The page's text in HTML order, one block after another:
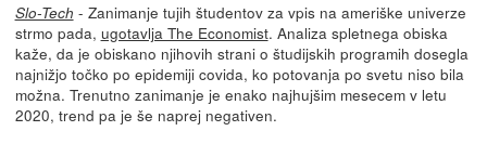
Slo-Tech - Zanimanje tujih študentov za vpis na ameriške univerze
strmo pada, ugotavlja The Economist. Analiza spletnega obiska
kaže, da je obiskano njihovih strani o študijskih programih dosegla
najnižjo točko po epidemiji covida, ko potovanja po svetu niso bila
možna. Trenutno zanimanje je enako najhujšim mesecem v letu
2020, trend pa je še naprej negativen.